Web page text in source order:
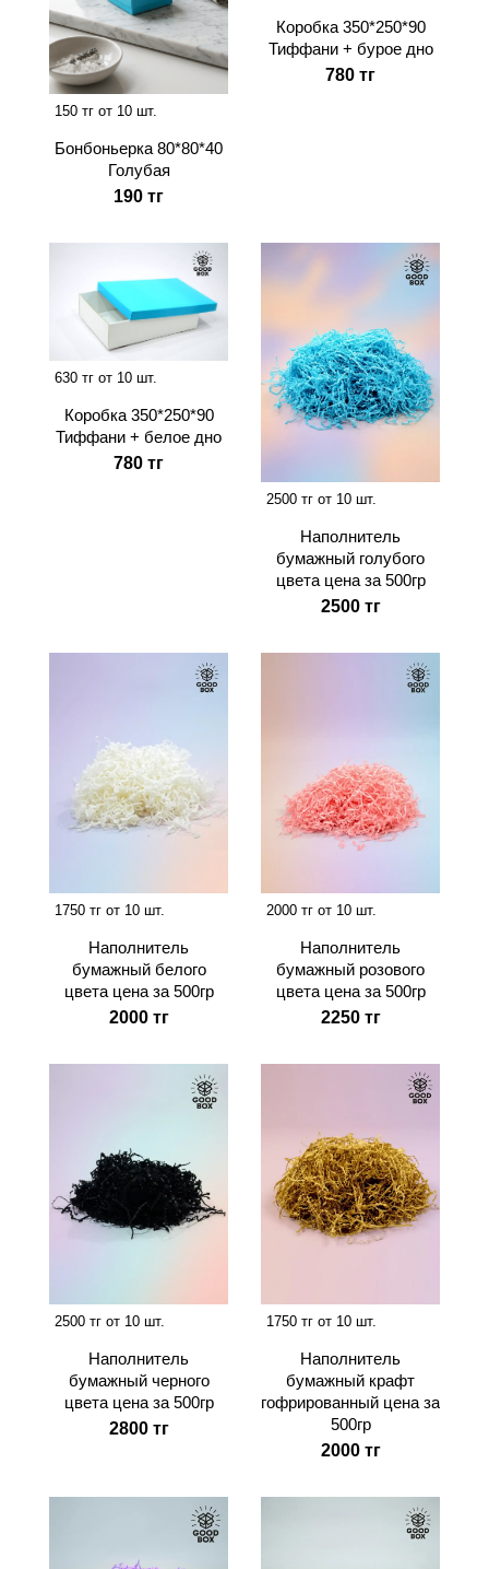
150 тг от 10 шт.
Бонбоньерка 80*80*40
Голубая
190 тг
Коробка 350*250*90
Тиффани + бурое дно
780 тг
630 тг от 10 шт.
Коробка 350*250*90
Тиффани + белое дно
780 тг
2500 тг от 10 шт.
Наполнитель
бумажный голубого
цвета цена за 500гр
2500 тг
1750 тг от 10 шт.
Наполнитель
бумажный белого
цвета цена за 500гр
2000 тг
2000 тг от 10 шт.
Наполнитель
бумажный розового
цвета цена за 500гр
2250 тг
2500 тг от 10 шт.
Наполнитель
бумажный черного
цвета цена за 500гр
2800 тг
1750 тг от 10 шт.
Наполнитель
бумажный крафт
гофрированный цена за
500гр
2000 тг